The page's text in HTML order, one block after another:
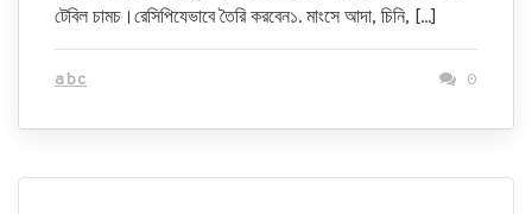
টেবিল চামচ।রেসিপিযেভাবে তৈরি করবেন১. মাংসে আদা, চিনি, […]
abc 0